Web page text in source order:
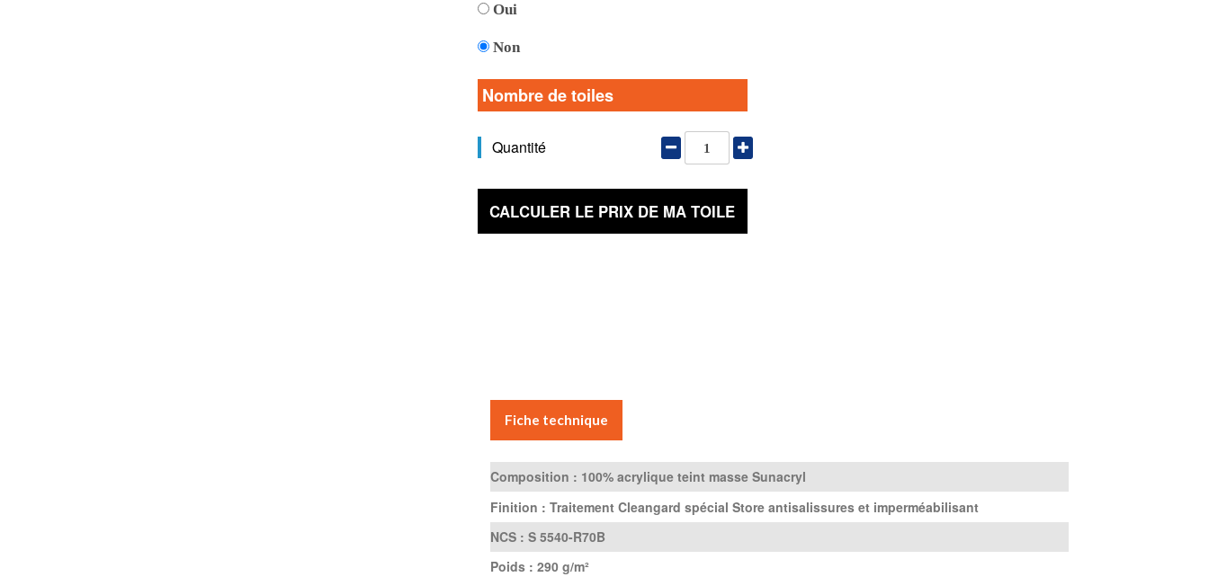
Oui
Non
Nombre de toiles
Quantité
CALCULER LE PRIX DE MA TOILE
Fiche technique
Composition : 100% acrylique teint masse Sunacryl
Finition : Traitement Cleangard spécial Store antisalissures et imperméabilisant
NCS : S 5540-R70B
Poids : 290 g/m²